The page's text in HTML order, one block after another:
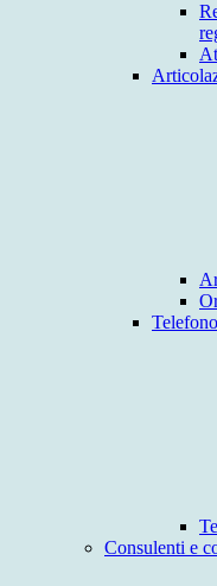
Consulenti e